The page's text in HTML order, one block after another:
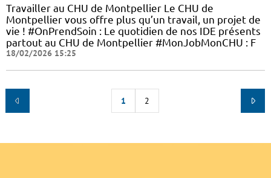
Travailler au CHU de Montpellier Le CHU de
Montpellier vous offre plus qu’un travail, un projet de
vie ! #OnPrendSoin : Le quotidien de nos IDE présents
partout au CHU de Montpellier #MonJobMonCHU : F
18/02/2026 15:25
1 2